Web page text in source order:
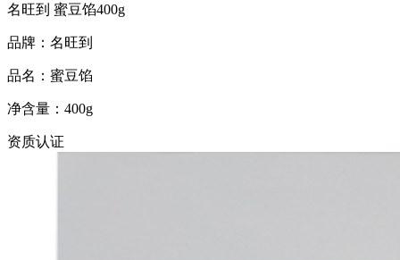
名旺到 蜜豆馅400g
品牌：名旺到
品名：蜜豆馅
净含量：400g
资质认证